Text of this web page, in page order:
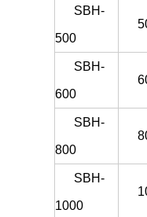
SBH-
500
SBH-
600
SBH-
800
SBH-
1000